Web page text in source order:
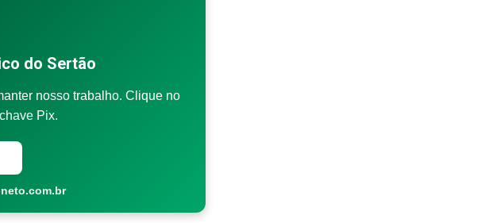
do Sertão
nosso trabalho. Clique no
Pix.